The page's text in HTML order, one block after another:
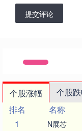
提交评论
个股涨幅 个股
排名
名称
1
N展芯